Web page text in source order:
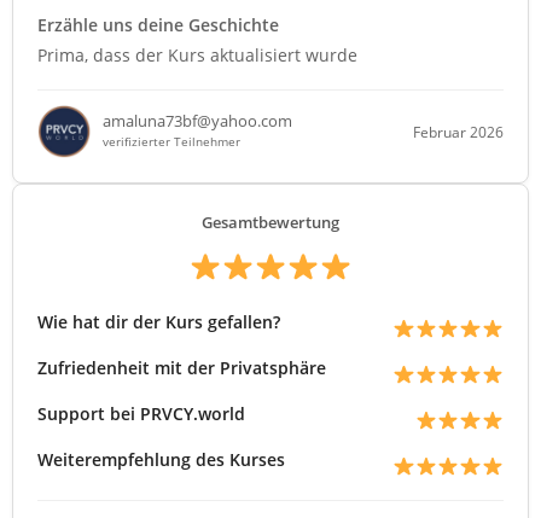
Erzähle uns deine Geschichte
Prima, dass der Kurs aktualisiert wurde
amaluna73bf@yahoo.com
verifizierter Teilnehmer
Februar 2026
Gesamtbewertung
Wie hat dir der Kurs gefallen?
Zufriedenheit mit der Privatsphäre
Support bei PRVCY.world
Weiterempfehlung des Kurses